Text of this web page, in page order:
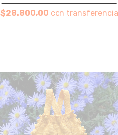
$28.800,00 con transferencia